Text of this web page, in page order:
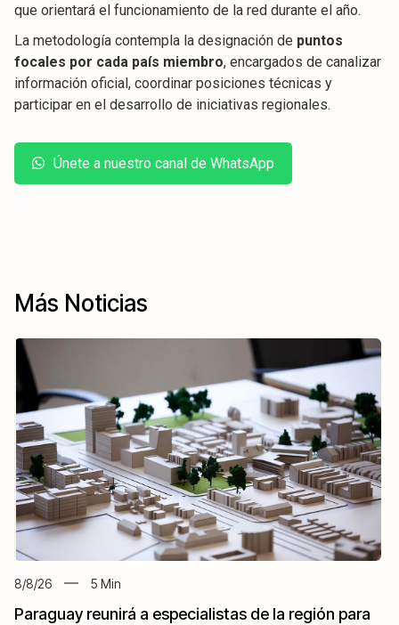
que orientará el funcionamiento de la red durante el año.
La metodología contempla la designación de puntos
focales por cada país miembro, encargados de canalizar
información oficial, coordinar posiciones técnicas y
participar en el desarrollo de iniciativas regionales.
Únete a nuestro canal de WhatsApp
Más Noticias
8/8/26 5 Min
Paraguay reunirá a especialistas de la región para